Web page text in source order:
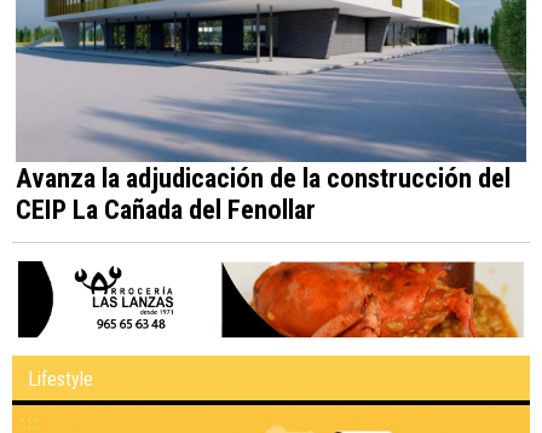
Avanza la adjudicación de la construcción del
CEIP La Cañada del Fenollar
Lifestyle